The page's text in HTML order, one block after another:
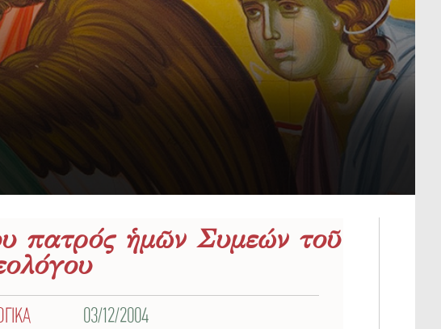
πατρός ἡμῶν Συμεών τοῦ
03/12/2004